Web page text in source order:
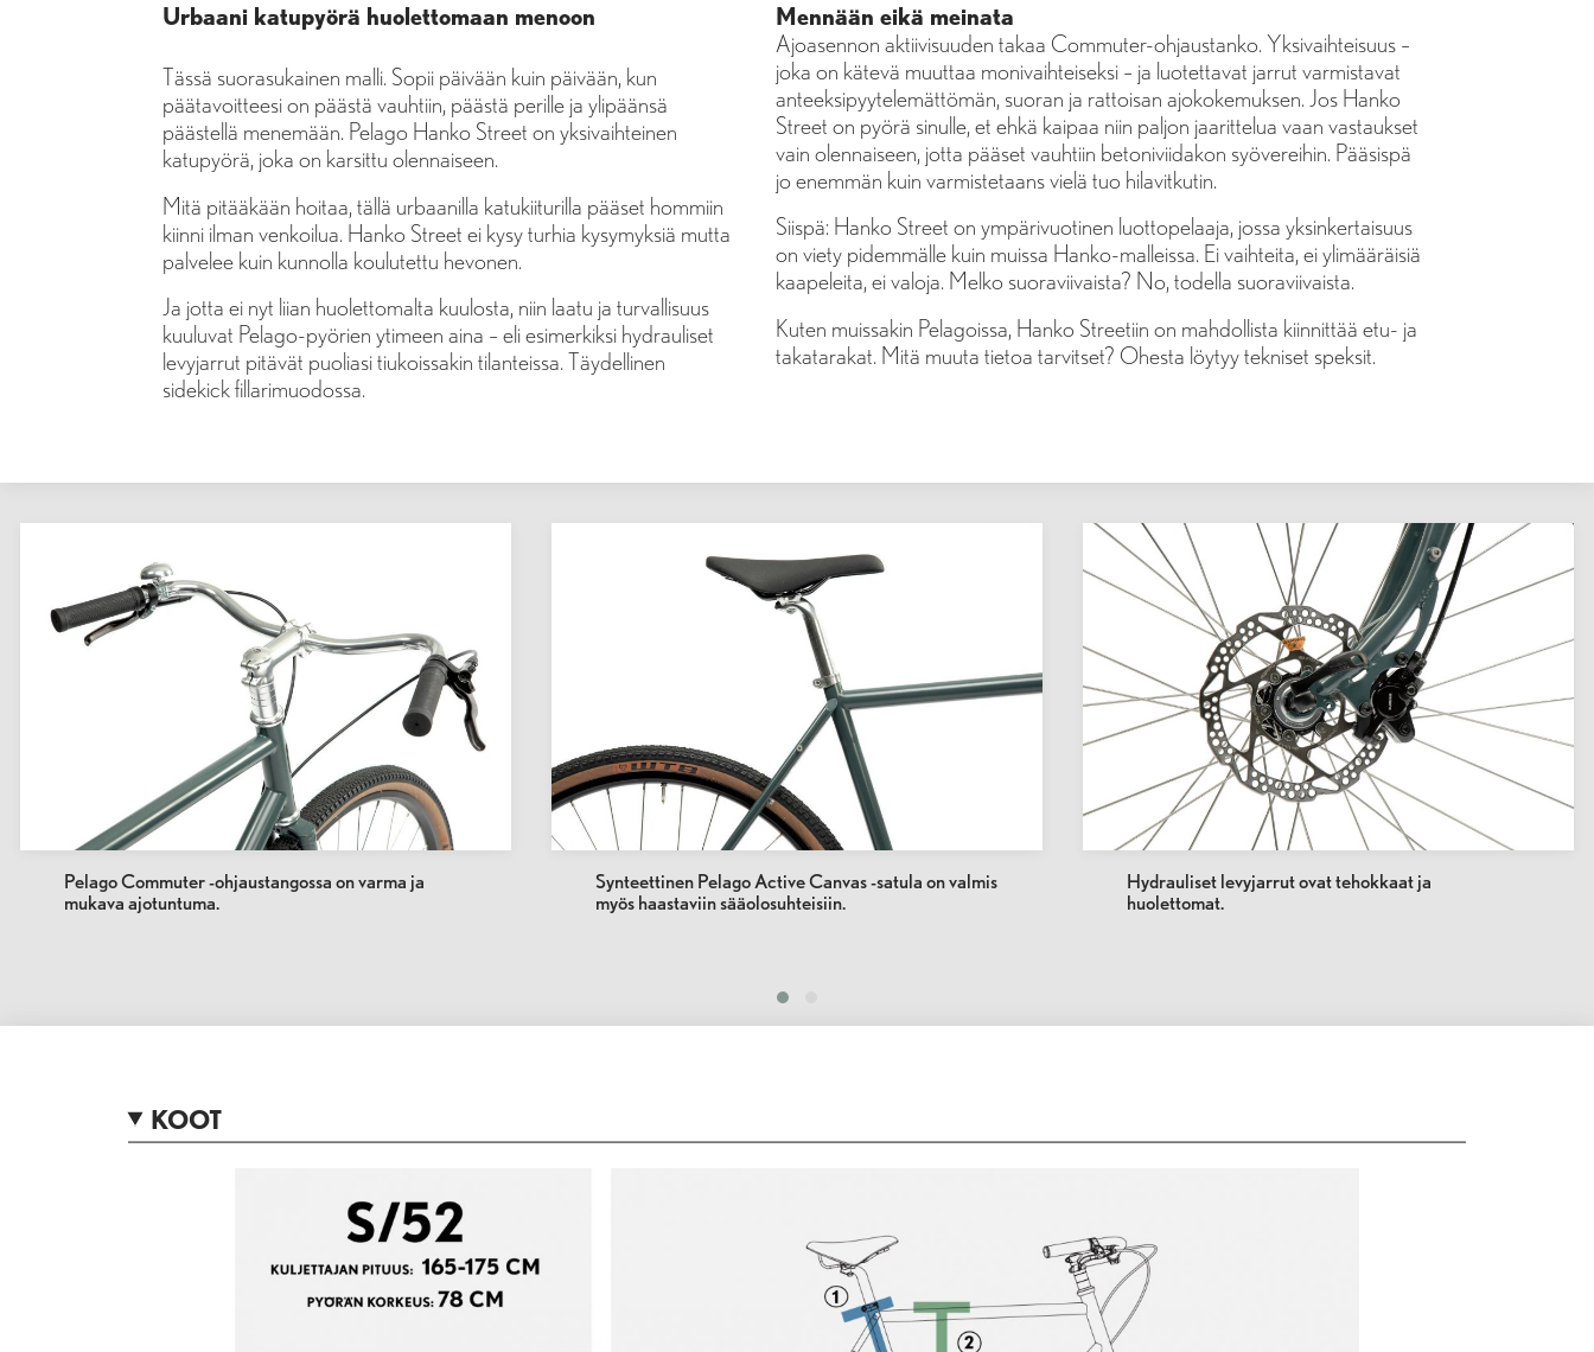
Urbaani katupyörä huolettomaan menoon
Tässä suorasukainen malli. Sopii päivään kuin päivään, kun
päätavoitteesi on päästä vauhtiin, päästä perille ja ylipäänsä
päästellä menemään. Pelago Hanko Street on yksivaihteinen
katupyörä, joka on karsittu olennaiseen.
Mitä pitääkään hoitaa, tällä urbaanilla katukiiturilla pääset hommiin
kiinni ilman venkoilua. Hanko Street ei kysy turhia kysymyksiä mutta
palvelee kuin kunnolla koulutettu hevonen.
Ja jotta ei nyt liian huolettomalta kuulosta, niin laatu ja turvallisuus
kuuluvat Pelago-pyörien ytimeen aina – eli esimerkiksi hydrauliset
levyjarrut pitävät puoliasi tiukoissakin tilanteissa. Täydellinen
sidekick fillarimuodossa.
Mennään eikä meinata
Ajoasennon aktiivisuuden takaa Commuter-ohjaustanko. Yksivaihteisuus –
joka on kätevä muuttaa monivaihteiseksi – ja luotettavat jarrut varmistavat
anteeksipyytelemättömän, suoran ja rattoisan ajokokemuksen. Jos Hanko
Street on pyörä sinulle, et ehkä kaipaa niin paljon jaarittelua vaan vastaukset
vain olennaiseen, jotta pääset vauhtiin betoniviidakon syövereihin. Pääsispä
jo enemmän kuin varmistetaans vielä tuo hilavitkutin.
Siispä: Hanko Street on ympärivuotinen luottopelaaja, jossa yksinkertaisuus
on viety pidemmälle kuin muissa Hanko-malleissa. Ei vaihteita, ei ylimääräisiä
kaapeleita, ei valoja. Melko suoraviivaista? No, todella suoraviivaista.
Kuten muissakin Pelagoissa, Hanko Streetiin on mahdollista kiinnittää etu- ja
takatarakat. Mitä muuta tietoa tarvitset? Ohesta löytyy tekniset speksit.
Pelago Commuter -ohjaustangossa on varma ja
mukava ajotuntuma.
Synteettinen Pelago Active Canvas -satula on valmis
myös haastaviin sääolosuhteisiin.
Hydrauliset levyjarrut ovat tehokkaat ja
huolettomat.
KOOT